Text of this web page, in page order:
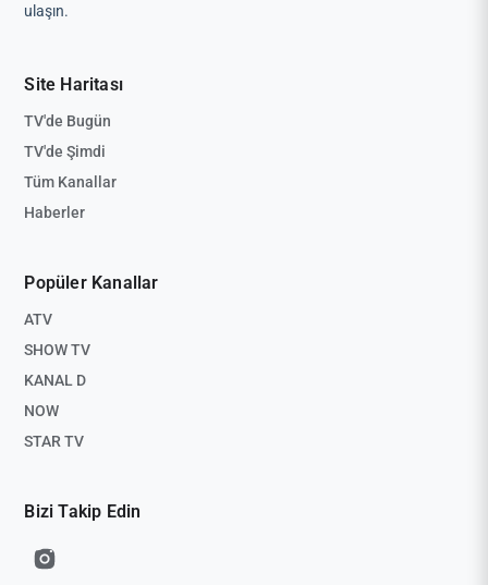
ulaşın.
Site Haritası
TV'de Bugün
TV'de Şimdi
Tüm Kanallar
Haberler
Popüler Kanallar
ATV
SHOW TV
KANAL D
NOW
STAR TV
Bizi Takip Edin